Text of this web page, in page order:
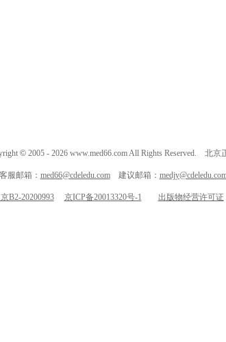
© 2005 - 2026 www.med66.com All Rights Reserved. 北
客服邮箱： med66@cdeledu.com建议邮箱：
B2-20200993 京ICP备20013320号-1 出版物经营许可证